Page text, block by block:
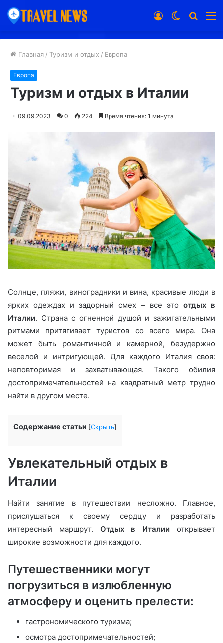
Switch
Войти
Главная / Туризм и отдых / Европа
Европа
Туризм и отдых в Италии
09.09.2023 0 224 Время чтения: 1 минута
Солнце, пляжи, виноградники и вина, красивые люди в
ярких одеждах и задорный смех – все это отдых в
Италии. Страна с огненной душой и зажигательными
ритмами притягивает туристов со всего мира. Она
может быть романтичной и камерной, безудержно
веселой и интригующей. Для каждого Италия своя:
неповторимая и захватывающая. Такого обилия
достопримечательностей на квадратный метр трудно
найти в другом месте.
Содержание статьи [Скрыть]
Увлекательный отдых в
Италии
Найти занятие в путешествии несложно. Главное,
прислушаться к своему сердцу и разработать
интересный маршрут. Отдых в Италии открывает
широкие возможности для каждого.
Путешественники могут
погрузиться в излюбленную
атмосферу и оценить прелести:
гастрономического туризма;
осмотра достопримечательностей;